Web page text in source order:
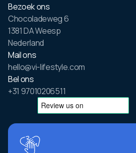
Bezoek ons
Chocoladeweg 6
1381 DA Weesp
Nederland
Mail ons
hello@vi-lifestyle.com
Bel ons
+31 97010206511